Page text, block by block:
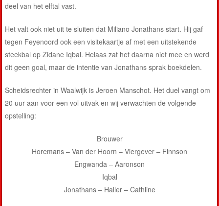
deel van het elftal vast.
Het valt ook niet uit te sluiten dat Miliano Jonathans start. Hij gaf
tegen Feyenoord ook een visitekaartje af met een uitstekende
steekbal op Zidane Iqbal. Helaas zat het daarna niet mee en werd
dit geen goal, maar de intentie van Jonathans sprak boekdelen.
Scheidsrechter in Waalwijk is Jeroen Manschot. Het duel vangt om
20 uur aan voor een vol uitvak en wij verwachten de volgende
opstelling:
Brouwer
Horemans – Van der Hoorn – Viergever – Finnson
Engwanda – Aaronson
Iqbal
Jonathans – Haller – Cathline